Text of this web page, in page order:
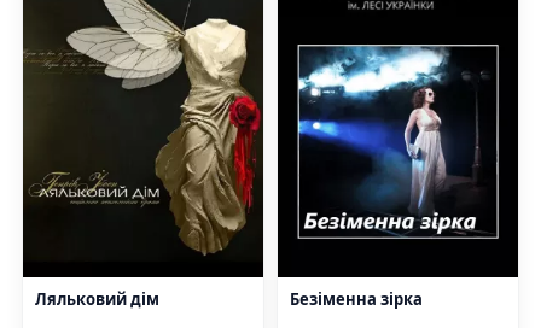
Ляльковий дім Безіменна зірка